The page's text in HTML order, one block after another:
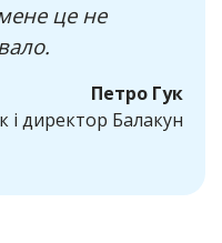
це не
Петро Гук
і директор Балакун